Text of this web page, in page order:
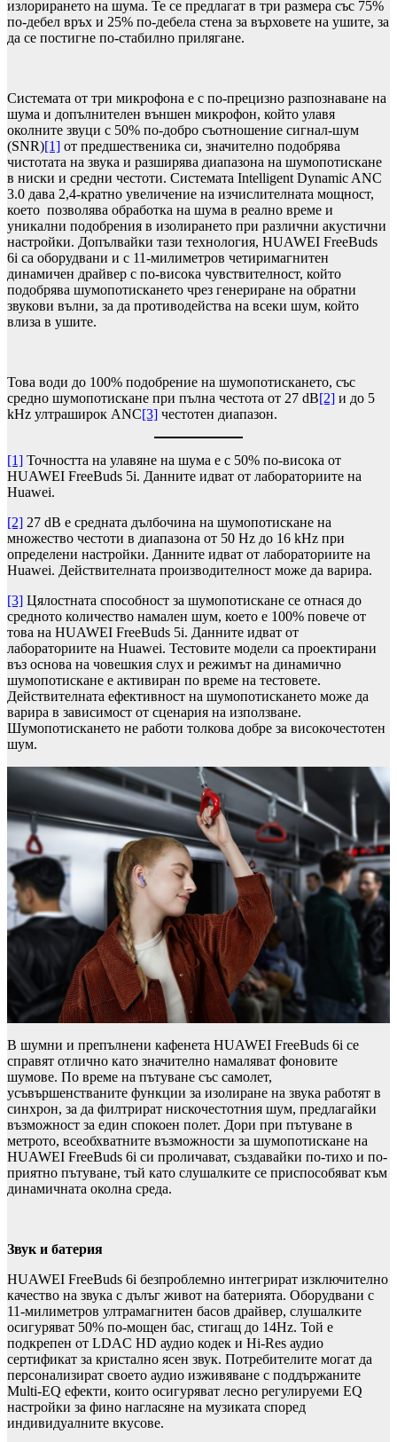
излорирането на шума. Те се предлагат в три размера със 75%
по-дебел връх и 25% по-дебела стена за върховете на ушите, за
да се постигне по-стабилно прилягане.
Системата от три микрофона e с по-прецизно разпознаване на
шума и допълнителен външен микрофон, който улавя
околните звуци с 50% по-добро съотношение сигнал-шум
(SNR)[1] от предшественика си, значително подобрява
чистотата на звука и разширява диапазона на шумопотискане
в ниски и средни честоти. Системата Intelligent Dynamic ANC
3.0 дава 2,4-кратно увеличение на изчислителната мощност,
което позволява обработка на шума в реално време и
уникални подобрения в изолирането при различни акустични
настройки. Допълвайки тази технология, HUAWEI FreeBuds
6i са оборудвани и с 11-милиметров четиримагнитен
динамичен драйвер с по-висока чувствителност, който
подобрява шумопотискането чрез генериране на обратни
звукови вълни, за да противодейства на всеки шум, който
влиза в ушите.
Това води до 100% подобрение на шумопотискането, със
средно шумопотискане при пълна честота от 27 dB[2] и до 5
kHz ултраширок ANC[3] честотен диапазон.
[1] Точността на улавяне на шума е с 50% по-висока от
HUAWEI FreeBuds 5i. Данните идват от лабораториите на
Huawei.
[2] 27 dB е средната дълбочина на шумопотискане на
множество честоти в диапазона от 50 Hz до 16 kHz при
определени настройки. Данните идват от лабораториите на
Huawei. Действителната производителност може да варира.
[3] Цялостната способност за шумопотискане се отнася до
средното количество намален шум, което е 100% повече от
това на HUAWEI FreeBuds 5i. Данните идват от
лабораториите на Huawei. Тестовите модели са проектирани
въз основа на човешкия слух и режимът на динамично
шумопотискане е активиран по време на тестовете.
Действителната ефективност на шумопотискането може да
варира в зависимост от сценария на използване.
Шумопотискането не работи толкова добре за високочестотен
шум.
В шумни и препълнени кафенета HUAWEI FreeBuds 6i се
справят отлично като значително намаляват фоновите
шумове. По време на пътуване със самолет,
усъвършенстваните функции за изолиране на звука работят в
синхрон, за да филтрират нискочестотния шум, предлагайки
възможност за един спокоен полет. Дори при пътуване в
метрото, всеобхватните възможности за шумопотискане на
HUAWEI FreeBuds 6i си проличават, създавайки по-тихо и по-
приятно пътуване, тъй като слушалките се приспособяват към
динамичната околна среда.
Звук и батерия
HUAWEI FreeBuds 6i безпроблемно интегрират изключително
качество на звука с дълъг живот на батерията. Оборудвани с
11-милиметров ултрамагнитен басов драйвер, слушалките
осигуряват 50% по-мощен бас, стигащ до 14Hz. Той е
подкрепен от LDAC HD аудио кодек и Hi-Res аудио
сертификат за кристално ясен звук. Потребителите могат да
персонализират своето аудио изживяване с поддържаните
Multi-EQ ефекти, които осигуряват лесно регулируеми EQ
настройки за фино нагласяне на музиката според
индивидуалните вкусове.